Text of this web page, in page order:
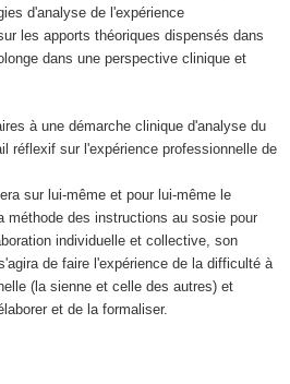
d'analyse de l'expérience
les apports théoriques dispensés dans
dans une perspective clinique et
à une démarche clinique d'analyse du
réflexif sur l'expérience professionnelle de
sur lui-même et pour lui-même le
méthode des instructions au sosie pour
individuelle et collective, son
de faire l'expérience de la difficulté à
(la sienne et celle des autres) et
et de la formaliser.